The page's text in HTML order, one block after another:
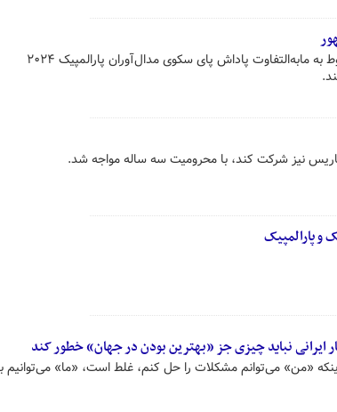
مسئولان کمیته ملی پارالمپیک در انتظار دریافت پول مربوط به مابه‌التفاوت پاداش پای سکوی مدال‌آوران پارالمپیک ۲۰۲۴
و پارالمپیک
ایرانی‌ نباید چیزی جز «بهترین بودن در جهان» خطور کند
«من» می‌توانم مشکلات را حل کنم، غلط است، «ما» می‌توانیم